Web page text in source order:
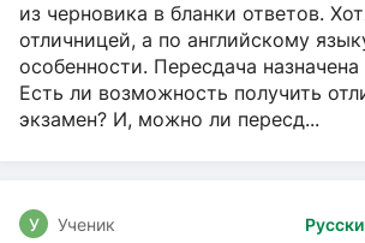
из черновика в бланки ответов.
отличницей, а по английскому
особенности. Пересдача
Есть ли возможность получить
экзамен? И, можно ли пересд...
У Ученик